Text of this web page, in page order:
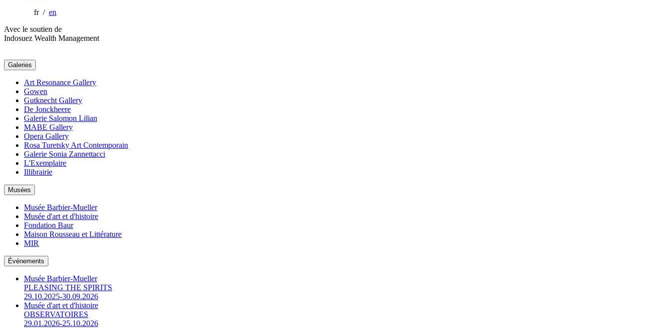
fr / en
Avec le soutien de
Indosuez Wealth Management
Galeries
Art Resonance Gallery
Gowen
Gutknecht Gallery
De Jonckheere
Galerie Salomon Lilian
MABE Gallery
Opera Gallery
Rosa Turetsky Art Contemporain
Galerie Sonia Zannettacci
L'Exemplaire
Illibrairie
Musées
Musée Barbier-Mueller
Musée d'art et d'histoire
Fondation Baur
Maison Rousseau et Littérature
MIR
Événements
Musée Barbier-Mueller
PLEASING THE SPIRITS
29.10.2025-30.09.2026
Musée d'art et d'histoire
OBSERVATOIRES
29.01.2026-25.10.2026